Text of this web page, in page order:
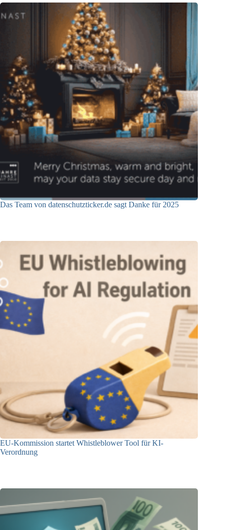
Das Team von datenschutzticker.de sagt Danke für 2025
EU-Kommission startet Whistleblower Tool für KI-
Verordnung